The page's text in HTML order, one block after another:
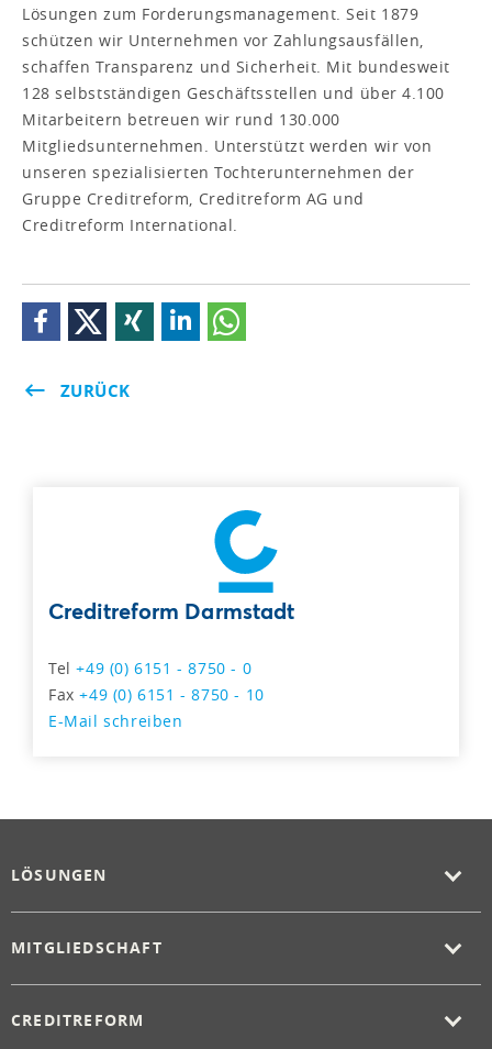
Lösungen zum Forderungsmanagement. Seit 1879
schützen wir Unternehmen vor Zahlungsausfällen,
schaffen Transparenz und Sicherheit. Mit bundesweit
128 selbstständigen Geschäftsstellen und über 4.100
Mitarbeitern betreuen wir rund 130.000
Mitgliedsunternehmen. Unterstützt werden wir von
unseren spezialisierten Tochterunternehmen der
Gruppe Creditreform, Creditreform AG und
Creditreform International.
ZURÜCK
Creditreform Darmstadt
Tel+49 (0) 6151 - 8750 - 0
Fax+49 (0) 6151 - 8750 - 10
E-Mail schreiben
LÖSUNGEN
MITGLIEDSCHAFT
CREDITREFORM